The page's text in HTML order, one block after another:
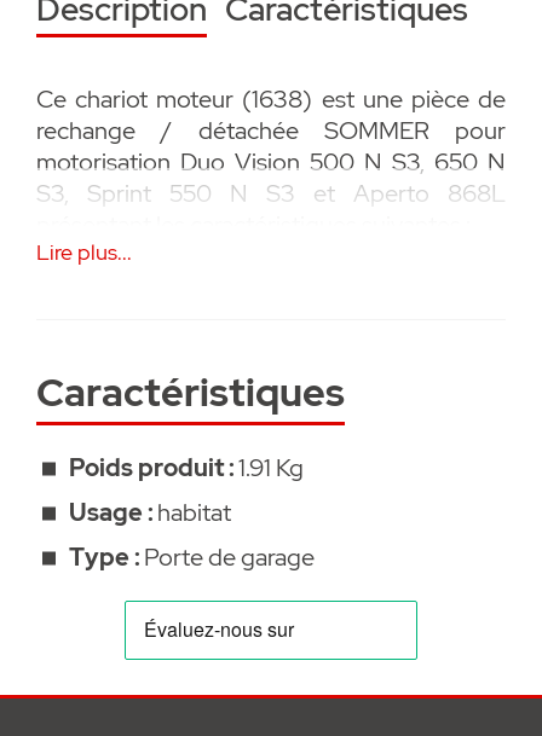
Description Caractéristiques
Ce chariot moteur (1638) est une pièce de
rechange / détachée SOMMER pour
motorisation Duo Vision 500 N S3, 650 N
S3, Sprint 550 N S3 et Aperto 868L
05/2025
Document à télécharger :
Test moteur Duo Vision
Lire plus...
Caractéristiques
Poids produit :1.91 Kg
Usage :habitat
Type :Porte de garage